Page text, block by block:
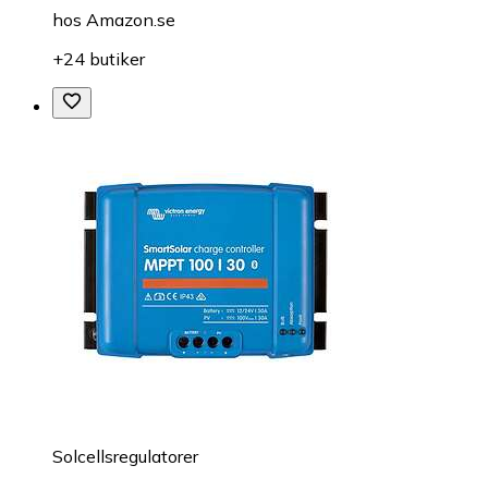
hos Amazon.se
+24 butiker
Solcellsregulatorer